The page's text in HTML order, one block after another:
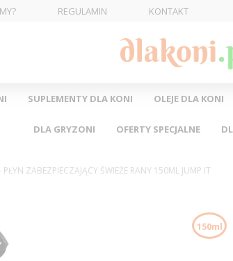
REGULAMIN KONTAKT
SUPLEMENTY DLA KONI OLEJE DLA KONI
DLA GRYZONI OFERTY SPECJALNE
ZABEZPIECZAJĄCY ŚWIEŻE RANY 150ML JUMP IT
150ml